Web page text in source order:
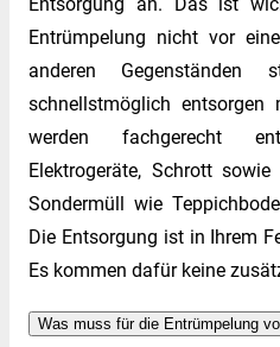
Entrümpelung nicht vor
anderen
schnellstmöglich
werden fachgerecht
Elektrogeräte, Schrott
Sondermüll wie
Die Entsorgung ist in Ihrem
Es kommen dafür keine
Was muss für die Entrümpelung